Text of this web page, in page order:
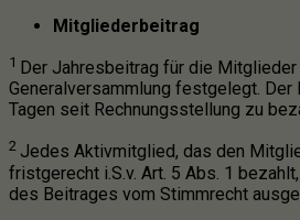
Mitgliederbeitrag
1 Der Jahresbeitrag für die
Generalversammlung festgelegt. Der
Tagen seit Rechnungsstellung zu
2 Jedes Aktivmitglied, das den
fristgerecht i.S.v. Art. 5 Abs. 1
des Beitrages vom Stimmrecht